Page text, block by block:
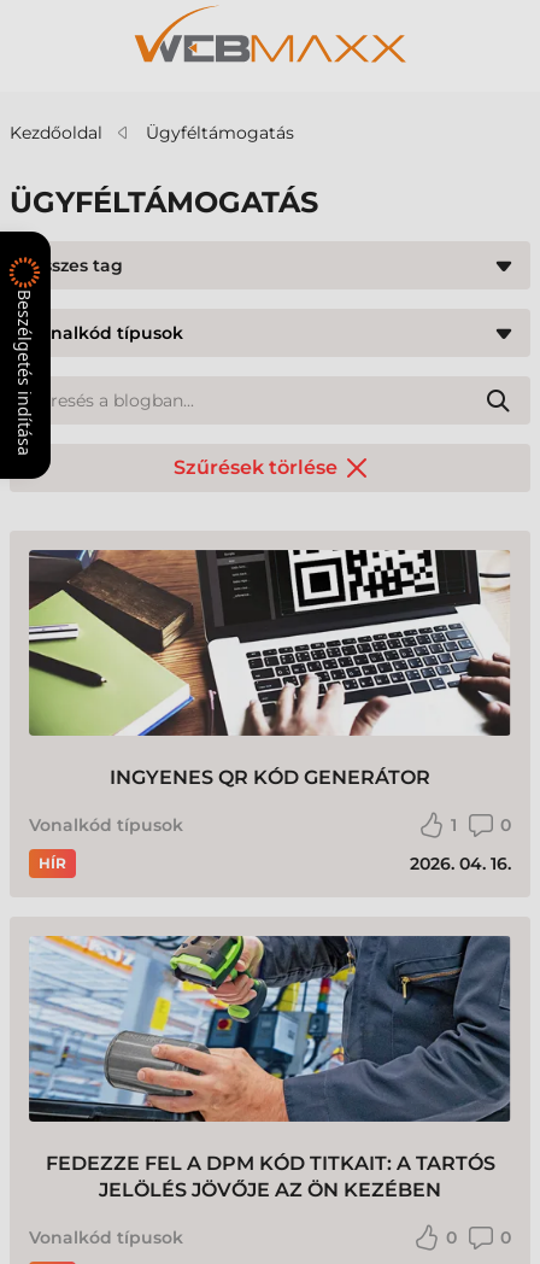
Kezdőoldal Ügyféltámogatás
ÜGYFÉLTÁMOGATÁS
Összes tag
Szűrések törlése
INGYENES QR KÓD GENERÁTOR
Vonalkód típusok 1 0
HÍR 2026. 04. 16.
FEDEZZE FEL A DPM KÓD TITKAIT: A TARTÓS
JELÖLÉS JÖVŐJE AZ ÖN KEZÉBEN
Vonalkód típusok 0 0
Beszélgetés indítása